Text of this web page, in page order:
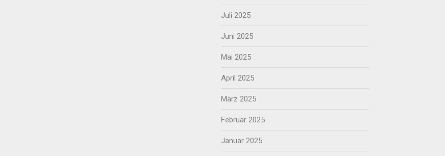
Juli 2025
Juni 2025
Mai 2025
April 2025
März 2025
Februar 2025
Januar 2025